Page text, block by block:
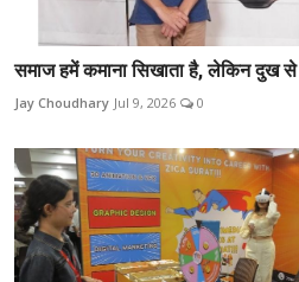
समाज हमें कमाना सिखाता है, लेकिन दुख
Jay Choudhary Jul 9, 2026 0